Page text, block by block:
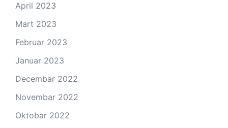
April 2023
Mart 2023
Februar 2023
Januar 2023
Decembar 2022
Novembar 2022
Oktobar 2022